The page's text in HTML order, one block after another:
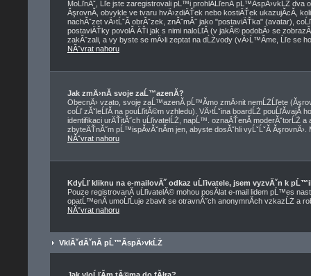
MoĹľnĂˇ, Ĺľe jste zaregistrovali pĹ™i prohlĂ­ĹľenĂ­ pĹ™Ă­spÄ›vkĹŻ dva
ĂşrovnĂ­, obvykle ve tvaru hvÄ›zdiÄŤek nebo kostiÄŤek ukazujĂ­cĂ­,
nachĂˇzet vÄ›tĹˇĂ­ obrĂˇzek, znĂˇmĂ˝ jako "postaviÄŤka" (avatar),
postaviÄŤky povolĂ­ ÄŤi jak s nimi naloĹľĂ­ (v jakĂ© podobÄ› se
zakĂˇzali, a vy byste se mÄ›li zeptat na dĹŻvody (vÄ›Ĺ™Ă­me, Ĺľe se
NĂˇvrat nahoru
Jak zmÄ›nĂ­ svoje zaĹ™azenĂ­?
ObecnÄ› vzato, svoje zaĹ™azenĂ­ pĹ™Ă­mo zmÄ›nit nemĹŻĹľete
coĹľ zĂˇleĹľĂ­ na pouĹľitĂ©m vzhledu). VÄ›tĹˇina boardĹŻ pouĹľĂ­vajĂ­
identifikaci urÄŤitĂ˝ch uĹľivatelĹŻ, napĹ™. oznaÄŤenĂ­ moderĂˇtorĹŻ
zbyteÄŤnĂ˝m pĹ™ispĂ­vĂˇnĂ­m jen, abyste dosĂˇhli vyĹˇĹˇĂ­
NĂˇvrat nahoru
KdyĹľ kliknu na e-mailovĂ˝ odkaz uĹľivatele, jsem vyzvĂˇn k
Pouze registrovanĂ­ uĹľivatelĂ© mohou posĂ­lat e-mail lidem pĹ™es
opatĹ™enĂ­ umoĹľĹuje zbavit se otravnĂ˝ch anonymnĂ­ch vzkazĹŻ a
NĂˇvrat nahoru
VklĂˇdĂˇnĂ­ pĹ™Ă­spÄ›vkĹŻ